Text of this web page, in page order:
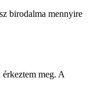
birodalma mennyire
meg. A